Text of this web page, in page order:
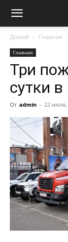
Домой Главная
Главная
Три
сутки
От admin - 22 июля,